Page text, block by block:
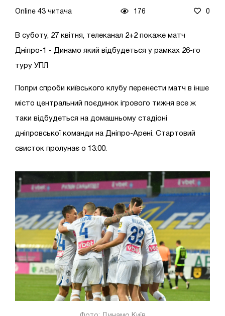
Online 43 читача 176 0
В суботу, 27 квітня, телеканал 2+2 покаже матч
Дніпро-1 - Динамо який відбудеться у рамках 26-го
туру УПЛ
Попри спроби київського клубу перенести матч в інше
місто центральний поєдинок ігрового тижня все ж
таки відбудеться на домашньому стадіоні
дніпровської команди на Дніпро-Арені. Стартовий
свисток пролунає о 13:00.